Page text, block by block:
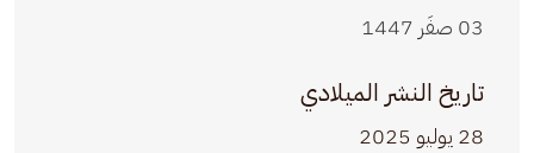
03 صفَر 1447
تاريخ النشر الميلادي
28 يوليو 2025